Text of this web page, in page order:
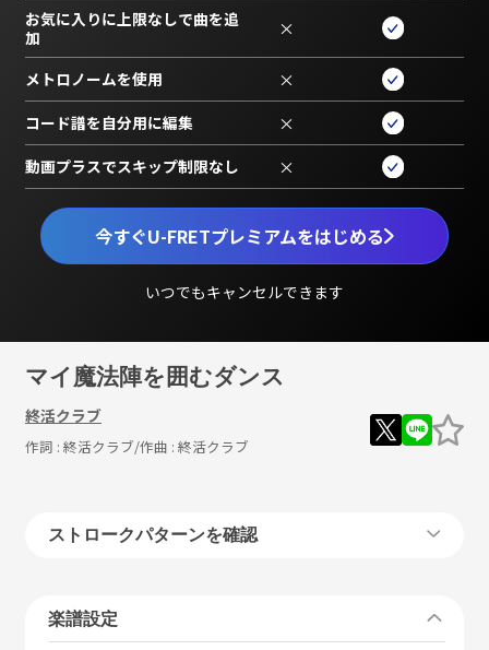
今すぐU-FRETプレミアムをはじめる
いつでもキャンセルできます
お気に入りに上限なしで曲を追
加
×
メトロノームを使用 ×
コード譜を自分用に編集 ×
動画プラスでスキップ制限なし ×
マイ魔法陣を囲むダンス
終活クラブ
作詞 : 終活クラブ/作曲 : 終活クラブ
ストロークパターンを確認
楽譜設定